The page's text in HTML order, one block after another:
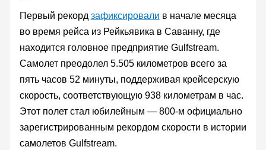
Первый рекорд зафиксировали в начале месяца
во время рейса из Рейкьявика в Саванну, где
находится головное предприятие Gulfstream.
Самолет преодолел 5.505 километров всего за
пять часов 52 минуты, поддерживая крейсерскую
скорость, соответствующую 938 километрам в час.
Этот полет стал юбилейным — 800-м официально
зарегистрированным рекордом скорости в истории
самолетов Gulfstream.